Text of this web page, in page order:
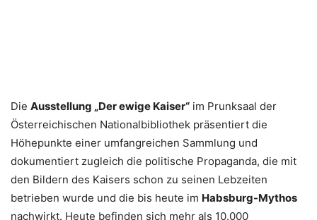
Die Ausstellung „Der ewige Kaiser“ im Prunksaal der
Österreichischen Nationalbibliothek präsentiert die
Höhepunkte einer umfangreichen Sammlung und
dokumentiert zugleich die politische Propaganda, die mit
den Bildern des Kaisers schon zu seinen Lebzeiten
betrieben wurde und die bis heute im Habsburg-Mythos
nachwirkt. Heute befinden sich mehr als 10.000